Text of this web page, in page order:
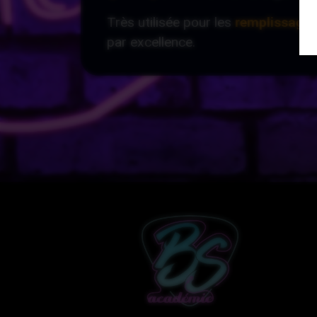
Très utilisée pour les remplissages
par excellence.